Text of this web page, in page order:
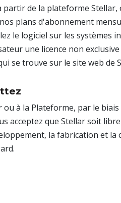
de la plateforme
plans d'abonnement
le logiciel sur les
une licence non
se trouve sur le site web
à la Plateforme, par le
acceptez que Stellar soit
la fabrication et